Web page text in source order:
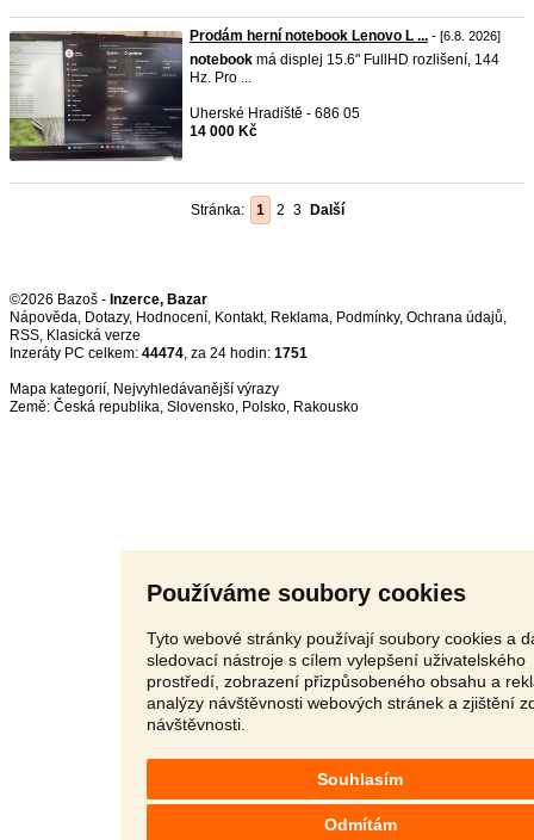
Používáme soubory cookies
Tyto webové stránky používají soubory cookies a
sledovací nástroje s cílem vylepšení uživatelského
prostředí, zobrazení přizpůsobeného obsahu a
analýzy návštěvnosti webových stránek a zjištění
návštěvnosti.
Souhlasím
Odmítám
Prodám herní notebook Lenovo L ... - [6.8. 2026]
notebook má displej 15.6" FullHD rozlišení, 144
Hz. Pro ...
Uherské Hradiště - 686 05
14 000 Kč
Stránka: 1 2 3 Další
©2026 Bazoš - Inzerce, Bazar
Nápověda, Dotazy, Hodnocení, Kontakt, Reklama, Podmínky, Ochrana údajů,
RSS,
Inzeráty PC celkem: 44474, za 24 hodin: 1751
Mapa kategorií, Nejvyhledávanější výrazy
Země: Česká republika, Slovensko, Polsko, Rakousko